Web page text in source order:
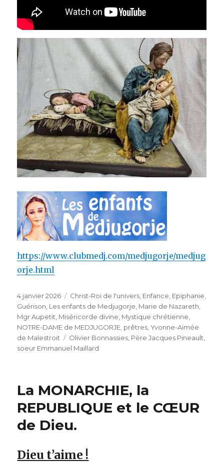
https://www.clubmedj.com/medjugorje/medjug
orje.html
Publié
le
4 janvier 2026 Catégories
Christ-Roi de l'univers, Enfance, Epiphanie,
Guérison, Les enfants de Medjugorje, Marie de Nazareth,
Mgr Aupetit, Miséricorde divine, Mystique chrétienne,
NOTRE-DAME de MEDJUGORJE, prêtres,Yvonne-Aimée
de Malestroit
Étiquettes
Olivier Bonnassies, Père Jacques Pineault,
soeur Emmanuel Maillard
La MONARCHIE, la
REPUBLIQUE et le CŒUR
de Dieu.
Dieu t’aime !